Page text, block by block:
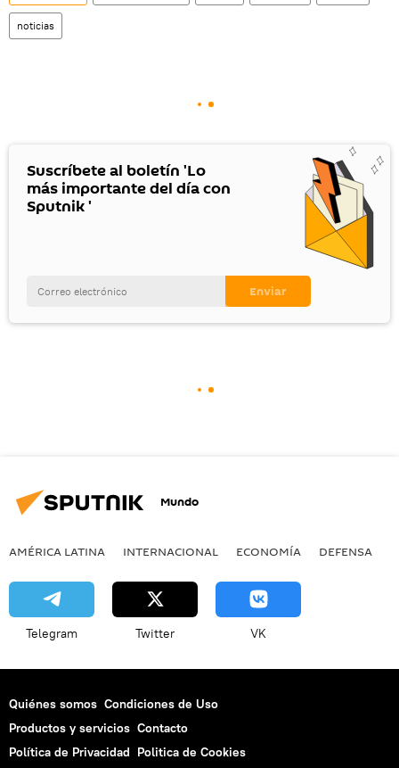
noticias
Suscríbete al boletín 'Lo
más importante del día con
Sputnik '
Mundo
AMÉRICA LATINA INTERNACIONAL ECONOMÍA DEFENSA
Telegram Twitter VK
Quiénes somos Condiciones de Uso
Productos y servicios Contacto
Política de Privacidad Politica de Cookies